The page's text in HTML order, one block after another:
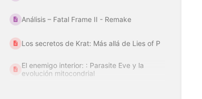
Análisis – Fatal Frame II - Remake
Los secretos de Krat: Más allá de Lies of P
El enemigo interior: : Parasite Eve y la
evolución mitocondrial